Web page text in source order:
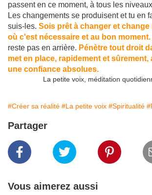
passent en ce moment, à tous les
Les changements se produisent et tu en
suis-les. Sois prêt à changer et change
où c'est nécessaire et au bon moment.
reste pas en arrière. Pénètre tout droit
met en place, rapidement et sûrement,
une confiance absolues.
La petite voix, méditation
#Créer sa réalité #La petite voix #Spiritualité
Partager
Vous aimerez aussi